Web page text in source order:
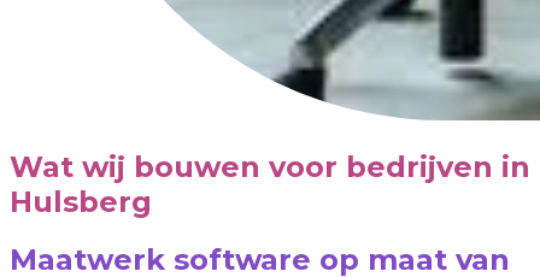
Wat wij bouwen voor bedrijven in
Hulsberg
Maatwerk software op maat van